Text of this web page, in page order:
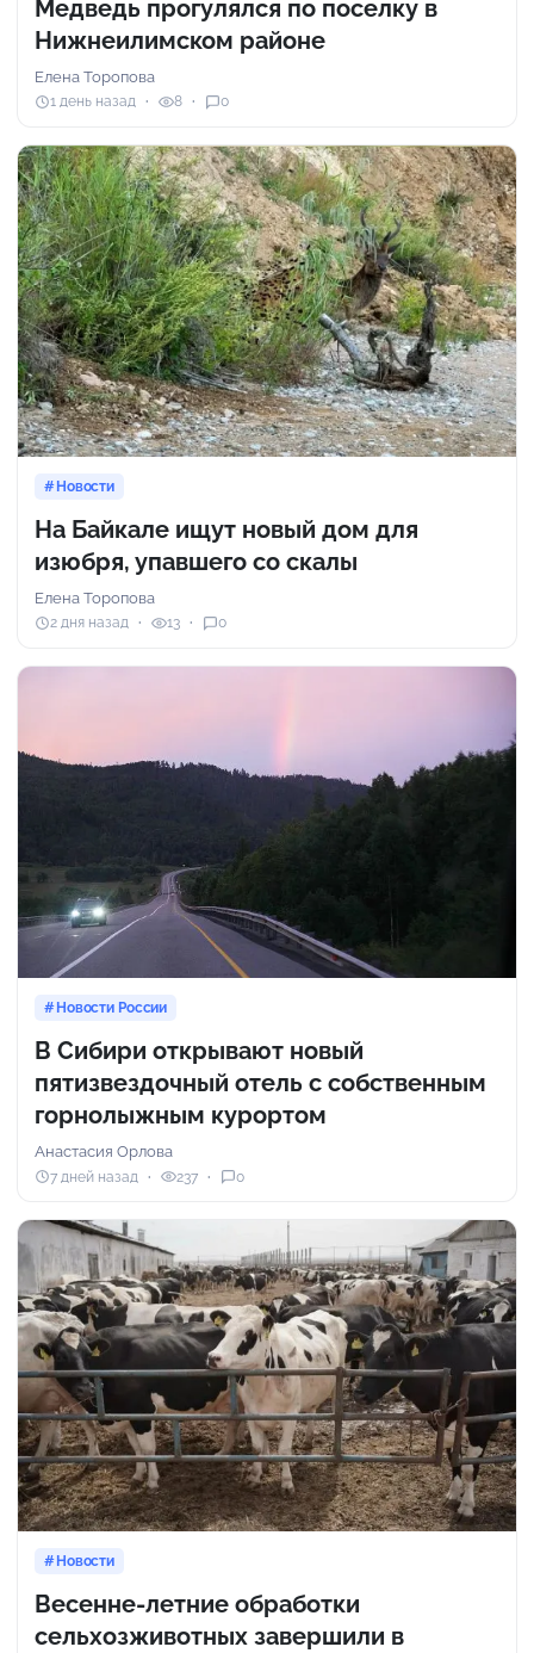
Медведь прогулялся по поселку в
Нижнеилимском районе
Елена Торопова
1 день назад 8 0
Новости
На Байкале ищут новый дом для
изюбря, упавшего со скалы
Елена Торопова
2 дня назад 13 0
Новости России
В Сибири открывают новый
пятизвездочный отель с собственным
горнолыжным курортом
Анастасия Орлова
7 дней назад 237 0
Новости
Весенне-летние обработки
сельхозживотных завершили в